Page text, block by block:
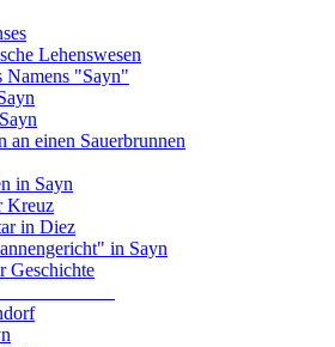
Lehenswesen
Namens "Sayn"
an einen Sauerbrunnen
in Sayn
Kreuz
in Diez
in Sayn
Geschichte